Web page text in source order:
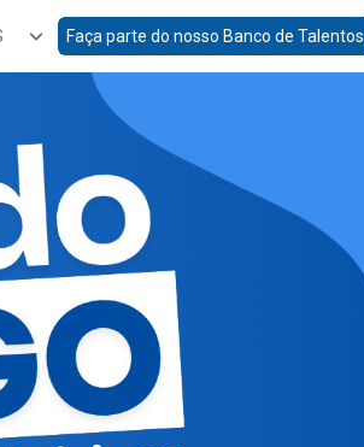
Faça parte do nosso Banco de Talentos